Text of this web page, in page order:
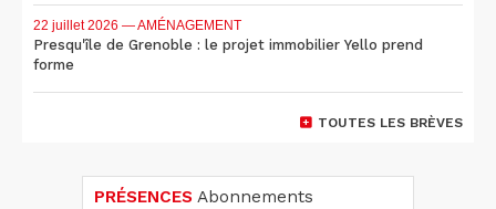
22 juillet 2026 — AMÉNAGEMENT
Presqu'île de Grenoble : le projet immobilier Yello prend
forme
TOUTES LES BRÈVES
PRÉSENCES Abonnements